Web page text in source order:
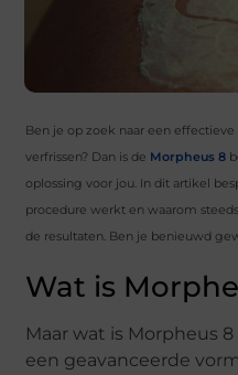
Ben je op zoek naar een
verfrissen? Dan is de Morpheus 8
oplossing voor jou. In dit artikel
procedure werkt en waarom
de resultaten. Ben je benieuwd
Wat is
Maar wat is Morpheus
een geavanceerde